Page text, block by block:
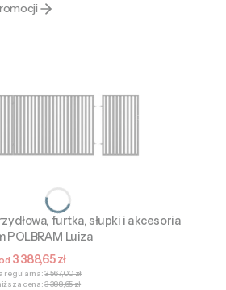
furtka, słupki i akcesoria
POLBRAM Luiza
promocyjna
3 388,65 zł
regularna: 3 567,00 zł
cena: 3 388,65 zł